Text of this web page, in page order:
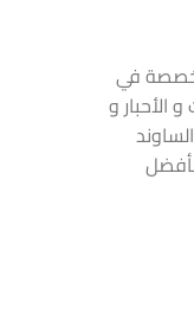
في
الأحبار و